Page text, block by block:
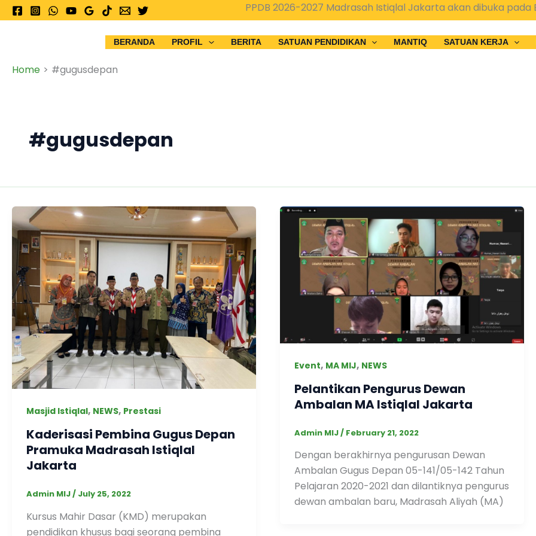
Skip
to
PPDB 2026-2027 Madrasah Istiqlal Jakarta akan dibuka pada
BERANDA PROFIL BERITA SATUAN PENDIDIKAN MANTIQ SATUAN KERJA
Home #gugusdepan
#gugusdepan
Masjid Istiqlal, NEWS, Prestasi
Kaderisasi Pembina Gugus Depan
Pramuka Madrasah Istiqlal
Jakarta
Admin MIJ/ July 25, 2022
Kursus Mahir Dasar (KMD) merupakan
pendidikan khusus bagi seorang pembina
Event, MA MIJ, NEWS
Pelantikan Pengurus Dewan
Ambalan MA Istiqlal Jakarta
Admin MIJ/ February 21, 2022
Dengan berakhirnya pengurusan Dewan
Ambalan Gugus Depan 05-141/05-142 Tahun
Pelajaran 2020-2021 dan dilantiknya pengurus
dewan ambalan baru, Madrasah Aliyah (MA)